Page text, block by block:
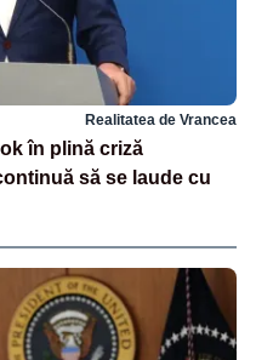
Realitatea de Vrancea
în plină criză
să se laude cu